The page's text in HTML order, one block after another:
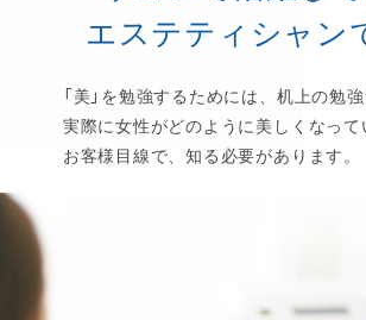
エステティシャン
「美」を勉強するためには、机上の勉強
実際に女性がどのように美しくなって
お客様目線で、知る必要があります。
エステティシャン
「美」を勉強するためには、机上の勉強
実際に女性がどのように美しくなって
お客様目線で、知る必要があります。